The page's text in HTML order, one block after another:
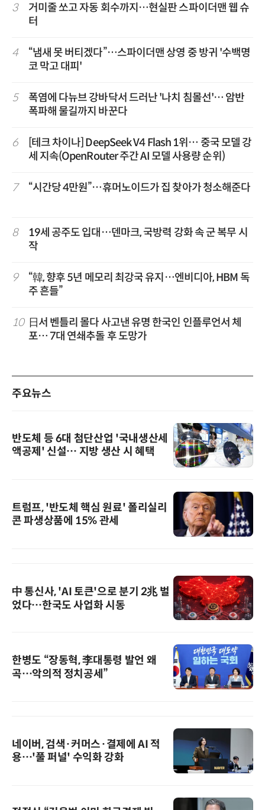
3
거미줄 쏘고 자동 회수까지…현실판 스파이더맨 웹 슈
터
4
“냄새 못 버티겠다”…스파이더맨 상영 중 방귀 '수백명
코 막고 대피'
5
폭염에 다뉴브 강바닥서 드러난 '나치 침몰선'… 암반
폭파해 물길까지 바꾼다
6
[테크 차이나] DeepSeek V4 Flash 1위… 중국 모델 강
세 지속(OpenRouter 주간 AI 모델 사용량 순위)
7 “시간당 4만원”…휴머노이드가 집 찾아가 청소해준다
8
19세 공주도 입대…덴마크, 국방력 강화 속 군 복무 시
작
9
“韓, 향후 5년 메모리 최강국 유지…엔비디아, HBM 독
주 흔들”
10 日서 벤틀리 몰다 사고낸 유명 한국인 인플루언서 체
포… 7대 연쇄추돌 후 도망가
주요뉴스
반도체 등 6대 첨단산업 '국내생산세
액공제' 신설… 지방 생산 시 혜택
트럼프, '반도체 핵심 원료' 폴리실리
콘 파생상품에 15% 관세
中 통신사, 'AI 토큰'으로 분기 2兆 벌
었다…한국도 사업화 시동
한병도 “장동혁, 李대통령 발언 왜
곡…악의적 정치공세”
네이버, 검색·커머스·결제에 AI 적
용…'풀 퍼널' 수익화 강화